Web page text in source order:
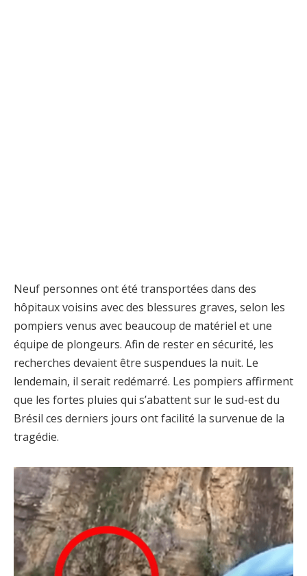
Neuf personnes ont été transportées dans des
hôpitaux voisins avec des blessures graves, selon les
pompiers venus avec beaucoup de matériel et une
équipe de plongeurs. Afin de rester en sécurité, les
recherches devaient être suspendues la nuit. Le
lendemain, il serait redémarré. Les pompiers affirment
que les fortes pluies qui s’abattent sur le sud-est du
Brésil ces derniers jours ont facilité la survenue de la
tragédie.